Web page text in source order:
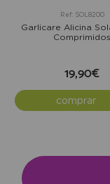
Ref: SOL8200
Garlicare Alicina
Comprimidos
19,90€
comprar